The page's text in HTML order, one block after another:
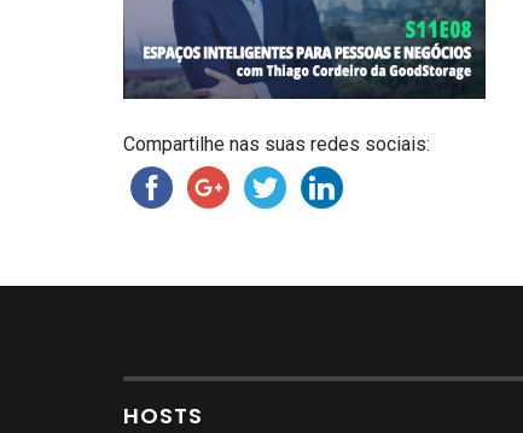
Compartilhe nas suas redes sociais:
HOSTS